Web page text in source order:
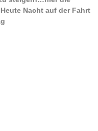
Nacht auf der Fahrt